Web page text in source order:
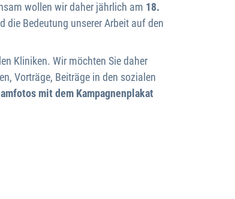
wollen wir daher jährlich am 18.
die Bedeutung unserer Arbeit auf den
Kliniken. Wir möchten Sie daher
Vorträge, Beiträge in den sozialen
mit dem Kampagnenplakat